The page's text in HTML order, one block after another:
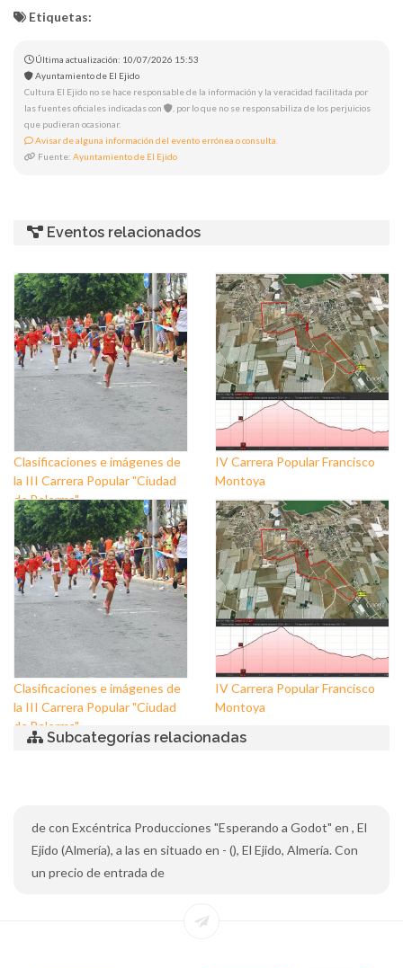
Etiquetas:
Última actualización: 10/07/2026 15:53
Ayuntamiento de El Ejido
Cultura El Ejido no se hace responsable de la información y la veracidad facilitada por
las fuentes oficiales indicadas con
, por lo que no se responsabiliza de los perjuicios
que pudieran ocasionar.
Avisar de alguna información del evento errónea o consulta.
Fuente: Ayuntamiento de El Ejido
Eventos relacionados
Clasificaciones e imágenes de
la III Carrera Popular "Ciudad
de Balerma"
IV Carrera Popular Francisco
Montoya
Clasificaciones e imágenes de
la III Carrera Popular "Ciudad
de Balerma"
IV Carrera Popular Francisco
Montoya
Subcategorías relacionadas
de con Excéntrica Producciones "Esperando a Godot" en , El
Ejido (Almería), a las en situado en - (), El Ejido, Almería. Con
un precio de entrada de